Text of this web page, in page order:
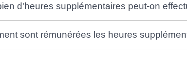
d'heures supplémentaires peut-on
sont rémunérées les heures